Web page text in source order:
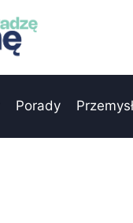
Porady Przemysł